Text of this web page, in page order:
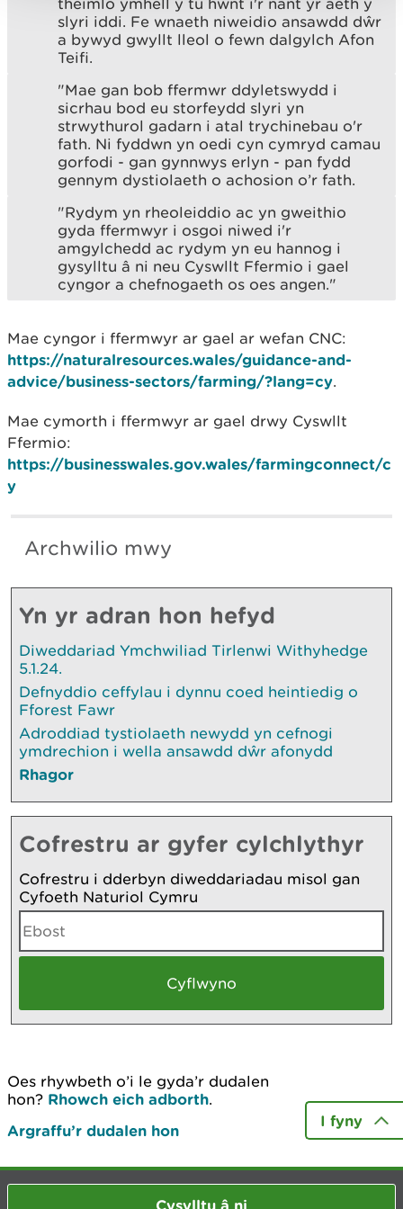
slyri iddi. Fe wnaeth niweidio ansawdd dŵr
a bywyd gwyllt lleol o fewn dalgylch Afon
Teifi.
"Mae gan bob ffermwr ddyletswydd i
sicrhau bod eu storfeydd slyri yn
strwythurol gadarn i atal trychinebau o'r
fath. Ni fyddwn yn oedi cyn cymryd camau
gorfodi - gan gynnwys erlyn - pan fydd
gennym dystiolaeth o achosion o’r fath.
"Rydym yn rheoleiddio ac yn gweithio
gyda ffermwyr i osgoi niwed i'r
amgylchedd ac rydym yn eu hannog i
gysylltu â ni neu Cyswllt Ffermio i gael
cyngor a chefnogaeth os oes angen."
Mae cyngor i ffermwyr ar gael ar wefan CNC:
https://naturalresources.wales/guidance-and-
advice/business-sectors/farming/?lang=cy.
Mae cymorth i ffermwyr ar gael drwy Cyswllt
Ffermio:
https://businesswales.gov.wales/farmingconnect/c
y
Archwilio mwy
Yn yr adran hon hefyd
Diweddariad Ymchwiliad Tirlenwi Withyhedge
5.1.24.
Defnyddio ceffylau i dynnu coed heintiedig o
Fforest Fawr
Adroddiad tystiolaeth newydd yn cefnogi
ymdrechion i wella ansawdd dŵr afonydd
Rhagor
Cofrestru ar gyfer cylchlythyr
Cofrestru i dderbyn diweddariadau misol gan
Cyfoeth Naturiol Cymru
Oes rhywbeth o’i le gyda’r dudalen
hon? Rhowch eich adborth.
Argraffu’r dudalen hon
I fyny
Cysylltu â ni